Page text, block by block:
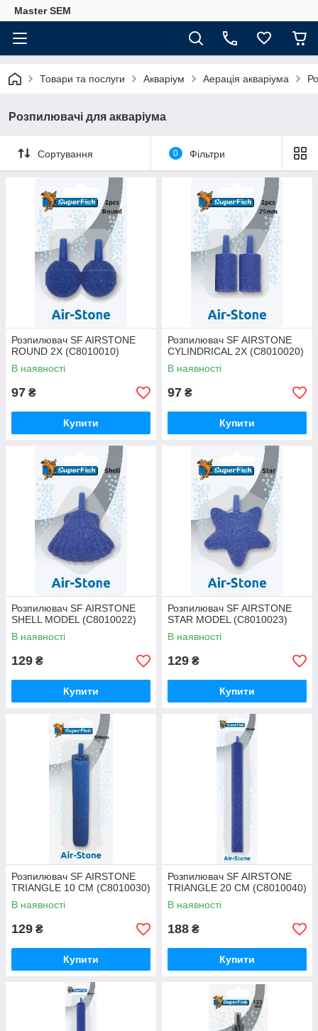
Master SEM
Товари та послуги Акваріум Аерація акваріума
Розпилювачі для акваріума
Сортування 0 Фільтри
Розпилювач SF AIRSTONE
ROUND 2X (C8010010)
В наявності
97 ₴
Купити
Розпилювач SF AIRSTONE
CYLINDRICAL 2X (C8010020)
В наявності
97 ₴
Купити
Розпилювач SF AIRSTONE
SHELL MODEL (C8010022)
В наявності
129 ₴
Купити
Розпилювач SF AIRSTONE
STAR MODEL (C8010023)
В наявності
129 ₴
Купити
Розпилювач SF AIRSTONE
TRIANGLE 10 CM (C8010030)
В наявності
129 ₴
Купити
Розпилювач SF AIRSTONE
TRIANGLE 20 CM (C8010040)
В наявності
188 ₴
Купити